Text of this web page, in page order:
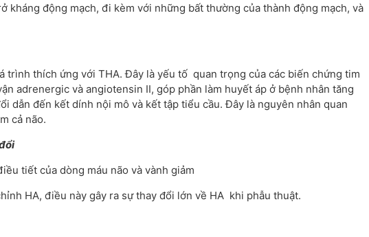
kháng động mạch, đi kèm với những bất thường của thành động mạch, và
trình thích ứng với THA. Đây là yếu tố quan trọng của các biến chứng tim
adrenergic và angiotensin II, góp phần làm huyết áp ở bệnh nhân tăng
dẫn đến kết dính nội mô và kết tập tiểu cầu. Đây là nguyên nhân quan
cả não.
tiết của dòng máu não và vành giảm
HA, điều này gây ra sự thay đổi lớn về HA khi phẫu thuật.